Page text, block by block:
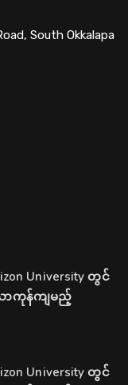
South Okkalapa
University တွင်
ာကုန်ကျမည့်
University တွင်